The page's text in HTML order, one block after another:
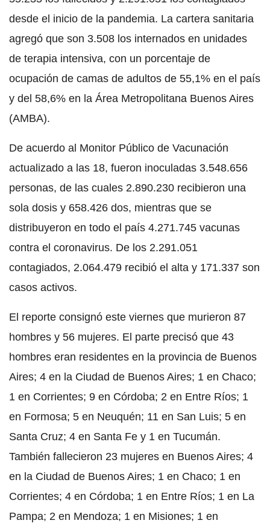
desde el inicio de la pandemia. La cartera sanitaria
agregó que son 3.508 los internados en unidades
de terapia intensiva, con un porcentaje de
ocupación de camas de adultos de 55,1% en el país
y del 58,6% en la Área Metropolitana Buenos Aires
(AMBA).
De acuerdo al Monitor Público de Vacunación
actualizado a las 18, fueron inoculadas 3.548.656
personas, de las cuales 2.890.230 recibieron una
sola dosis y 658.426 dos, mientras que se
distribuyeron en todo el país 4.271.745 vacunas
contra el coronavirus. De los 2.291.051
contagiados, 2.064.479 recibió el alta y 171.337 son
casos activos.
El reporte consignó este viernes que murieron 87
hombres y 56 mujeres. El parte precisó que 43
hombres eran residentes en la provincia de Buenos
Aires; 4 en la Ciudad de Buenos Aires; 1 en Chaco;
1 en Corrientes; 9 en Córdoba; 2 en Entre Ríos; 1
en Formosa; 5 en Neuquén; 11 en San Luis; 5 en
Santa Cruz; 4 en Santa Fe y 1 en Tucumán.
También fallecieron 23 mujeres en Buenos Aires; 4
en la Ciudad de Buenos Aires; 1 en Chaco; 1 en
Corrientes; 4 en Córdoba; 1 en Entre Ríos; 1 en La
Pampa; 2 en Mendoza; 1 en Misiones; 1 en